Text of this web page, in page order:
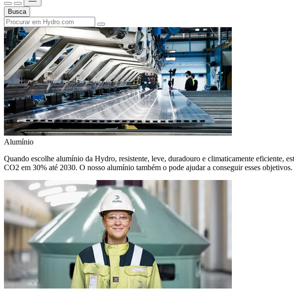
Busca
Alumínio
Quando escolhe alumínio da Hydro, resistente, leve, duradouro e climaticamente eficiente,
CO2 em 30% até 2030. O nosso alumínio também o pode ajudar a conseguir esses objetivos.